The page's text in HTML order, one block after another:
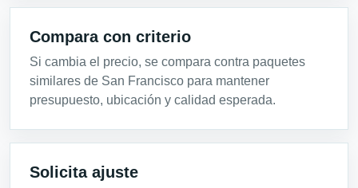
Compara con criterio
Si cambia el precio, se compara contra paquetes
similares de San Francisco para mantener
presupuesto, ubicación y calidad esperada.
Solicita ajuste